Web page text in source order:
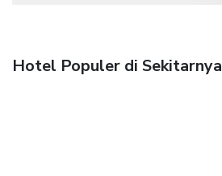
Hotel Populer di Sekitarnya